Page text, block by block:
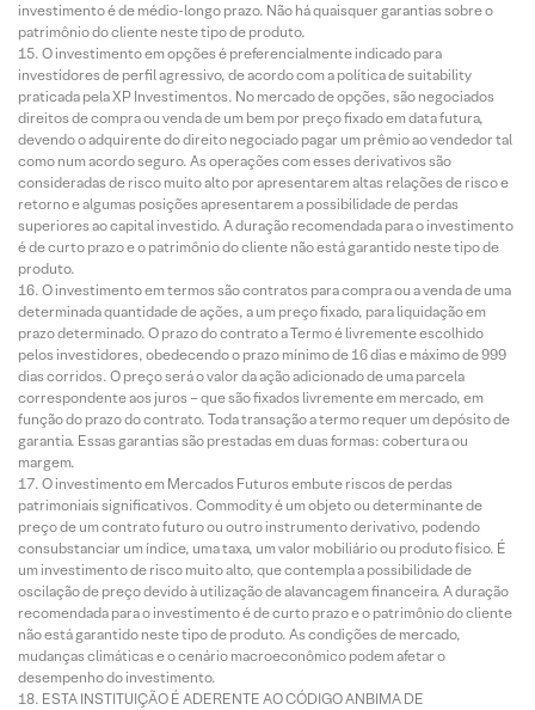
investimento é de médio-longo prazo. Não há quaisquer garantias sobre o
patrimônio do cliente neste tipo de produto.
O investimento em opções é preferencialmente indicado para
investidores de perfil agressivo, de acordo com a política de suitability
praticada pela XP Investimentos. No mercado de opções, são negociados
direitos de compra ou venda de um bem por preço fixado em data futura,
devendo o adquirente do direito negociado pagar um prêmio ao vendedor tal
como num acordo seguro. As operações com esses derivativos são
consideradas de risco muito alto por apresentarem altas relações de risco e
retorno e algumas posições apresentarem a possibilidade de perdas
superiores ao capital investido. A duração recomendada para o investimento
é de curto prazo e o patrimônio do cliente não está garantido neste tipo de
produto.
O investimento em termos são contratos para compra ou a venda de uma
determinada quantidade de ações, a um preço fixado, para liquidação em
prazo determinado. O prazo do contrato a Termo é livremente escolhido
pelos investidores, obedecendo o prazo mínimo de 16 dias e máximo de 999
dias corridos. O preço será o valor da ação adicionado de uma parcela
correspondente aos juros – que são fixados livremente em mercado, em
função do prazo do contrato. Toda transação a termo requer um depósito de
garantia. Essas garantias são prestadas em duas formas: cobertura ou
margem.
O investimento em Mercados Futuros embute riscos de perdas
patrimoniais significativos. Commodity é um objeto ou determinante de
preço de um contrato futuro ou outro instrumento derivativo, podendo
consubstanciar um índice, uma taxa, um valor mobiliário ou produto físico. É
um investimento de risco muito alto, que contempla a possibilidade de
oscilação de preço devido à utilização de alavancagem financeira. A duração
recomendada para o investimento é de curto prazo e o patrimônio do cliente
não está garantido neste tipo de produto. As condições de mercado,
mudanças climáticas e o cenário macroeconômico podem afetar o
desempenho do investimento.
ESTA INSTITUIÇÃO É ADERENTE AO CÓDIGO ANBIMA DE